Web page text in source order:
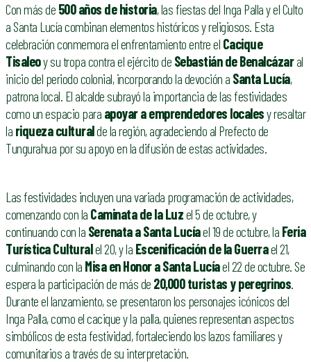
Con más de 500 años de historia, las fiestas del Inga Palla y el Culto
a Santa Lucía combinan elementos históricos y religiosos. Esta
celebración conmemora el enfrentamiento entre el Cacique
Tisaleoy su tropa contra el ejército de Sebastián de Benalcázaral
inicio del periodo colonial, incorporando la devoción a Santa Lucía,
patrona local. El alcalde subrayó la importancia de las festividades
como un espacio para apoyar a emprendedores localesy resaltar
la riqueza culturalde la región, agradeciendo al Prefecto de
Tungurahua por su apoyo en la difusión de estas actividades.
Las festividades incluyen una variada programación de actividades,
comenzando con la Caminata de la Luzel 5 de octubre, y
continuando con la Serenata a Santa Lucíael 19 de octubre, la Feria
Turística Culturalel 20, y la Escenificación de la Guerrael 21,
culminando con la Misa en Honor a Santa Lucíael 22 de octubre. Se
espera la participación de más de 20,000 turistas y peregrinos.
Durante el lanzamiento, se presentaron los personajes icónicos del
Inga Palla, como el cacique y la palla, quienes representan aspectos
simbólicos de esta festividad, fortaleciendo los lazos familiares y
comunitarios a través de su interpretación.